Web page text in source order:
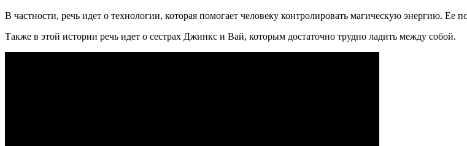
В частности, речь идет о технологии, которая помогает человеку контролировать магическую энергию.
Также в этой истории речь идет о сестрах Джинкс и Вай, которым достаточно трудно ладить между собой.